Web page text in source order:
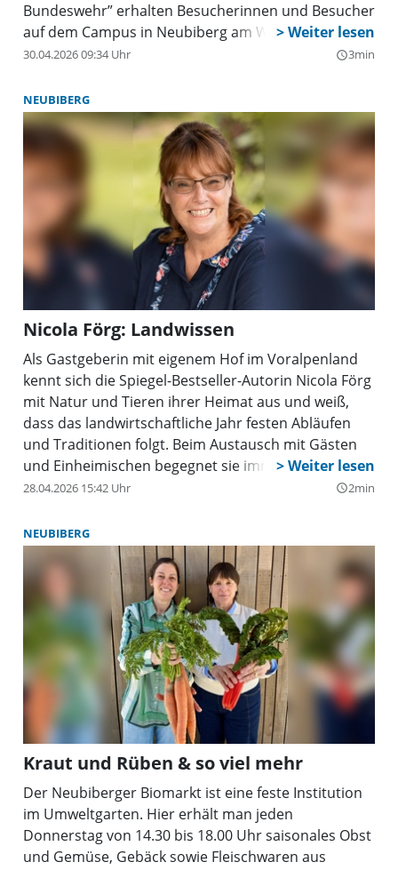
Bundeswehr” erhalten Besucherinnen und Besucher
auf dem Campus in Neubiberg am Werner-
Heisenberg-Weg spannende Einblicke in Auftrag,
30.04.2026 09:34 Uhr query_builder3min
NEUBIBERG
Nicola Förg: Landwissen
Als Gastgeberin mit eigenem Hof im Voralpenland
kennt sich die Spiegel-Bestseller-Autorin Nicola Förg
mit Natur und Tieren ihrer Heimat aus und weiß,
dass das landwirtschaftliche Jahr festen Abläufen
und Traditionen folgt. Beim Austausch mit Gästen
und Einheimischen begegnet sie immer wieder
Wissenslücken, was den Umgang mit Flora und
und Pflanzenarten, denen immer weniger
Lebensraum bleibt. In ihrem Buch gewährt Nicola
Förg Einblicke in Hof- und Wildleben und appelliert
an alle, sich in der Natur mit Respekt zu bewegen.
28.04.2026 15:42 Uhr query_builder2min
NEUBIBERG
Kraut und Rüben & so viel mehr
Der Neubiberger Biomarkt ist eine feste Institution
im Umweltgarten. Hier erhält man jeden
Donnerstag von 14.30 bis 18.00 Uhr saisonales Obst
und Gemüse, Gebäck sowie Fleischwaren aus